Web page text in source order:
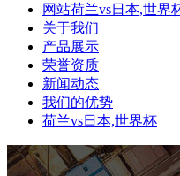
网站荷兰vs日本,世界
关于我们
产品展示
荣誉资质
新闻动态
我们的优势
荷兰vs日本,世界杯